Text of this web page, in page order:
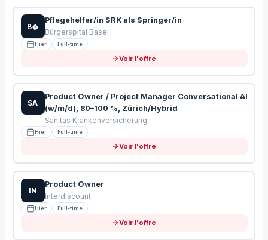
B�
Pflegehelfer/in SRK als Springer/in
Bürgerspital Basel
Hier Full-time
Voir l'offre
SA
Product Owner / Project Manager Conversational AI
(w/m/d), 80–100 %, Zürich/Hybrid
Sanitas Krankenversicherung
Hier Full-time
Voir l'offre
IN
Product Owner
Interdiscount
Hier Full-time
Voir l'offre